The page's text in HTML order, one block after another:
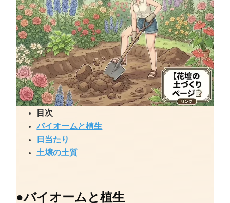
目次
バイオームと植生
日当たり
土壌の土質
●バイオームと植生